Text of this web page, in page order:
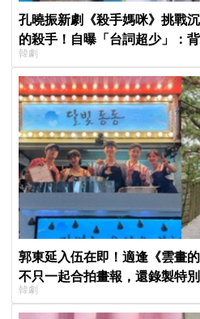
孔曉振新劇《殺手媽咪》挑戰
的殺手！自曝「台詞超少」：
小很多XD
韓劇
郭東延入伍在即！適逢《雲畫
不只一起合拍畫報，還錄製特
韓劇